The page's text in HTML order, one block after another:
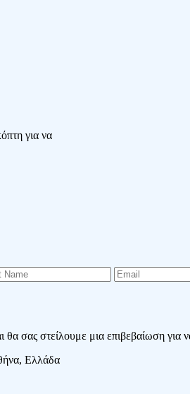
για να
σας στείλουμε μια επιβεβαίωση για
Ελλάδα